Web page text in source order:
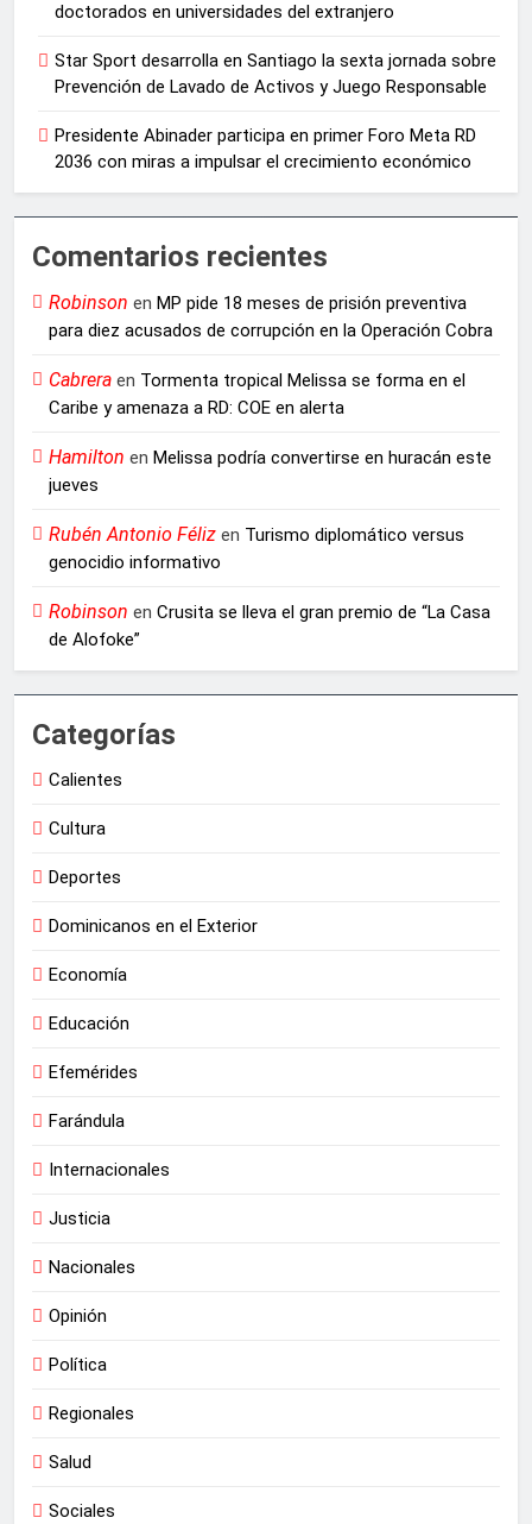
doctorados en universidades del extranjero
Star Sport desarrolla en Santiago la sexta jornada sobre
Prevención de Lavado de Activos y Juego Responsable
Presidente Abinader participa en primer Foro Meta RD
2036 con miras a impulsar el crecimiento económico
Comentarios recientes
Robinson en MP pide 18 meses de prisión preventiva
para diez acusados de corrupción en la Operación Cobra
Cabrera en Tormenta tropical Melissa se forma en el
Caribe y amenaza a RD: COE en alerta
Hamilton en Melissa podría convertirse en huracán este
jueves
Rubén Antonio Féliz en Turismo diplomático versus
genocidio informativo
Robinson en Crusita se lleva el gran premio de “La Casa
de Alofoke”
Categorías
Calientes
Cultura
Deportes
Dominicanos en el Exterior
Economía
Educación
Efemérides
Farándula
Internacionales
Justicia
Nacionales
Opinión
Política
Regionales
Salud
Sociales